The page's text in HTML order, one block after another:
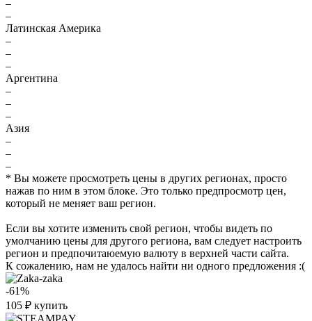
–
–
Латинская Америка
–
–
–
Аргентина
–
–
–
Азия
–
–
–
* Вы можете просмотреть цены в других регионах, просто
нажав по ним в этом блоке. Это только предпросмотр цен,
который не меняет ваш регион.
Если вы хотите изменить свой регион, чтобы видеть по
умолчанию цены для другого региона, вам следует настроить
регион и предпочитаюемую валюту в верхней части сайта.
К сожалению, нам не удалось найти ни одного предложения :(
-61%
105 ₽ купить